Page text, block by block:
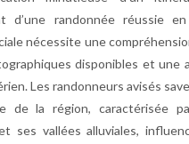
d’une randonnée réussie
nécessite une
disponibles et une
Les randonneurs avisés
de la région, caractérisée
ses vallées alluviales,